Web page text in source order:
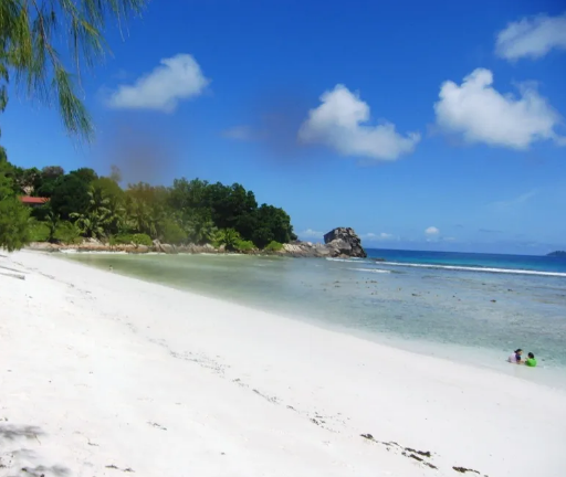
2025 ] Organizzare un viaggio in Sicilia con i bambini (senza stress)
CONSIGLI
2025 ]
Rifugi e Bivacchi sull’Etna: Guida Completa per Famiglie
SENTIERI,
E AREE PICNIC
2025 ] Escursioni in Sicilia con bambini: itinerari imperdibili (+ consigli utili)- Parte 1
SICILIA
2023 ] Vendemmia con i bambini in Sicilia, dove andare?
FATTORIE
2023 ]
Visitare la Fiumara d’Arte con i bambini, quando la natura incontra l’arte
SICILIA
Cosa fare in Sicilia con i bambini: mare, attività e tour a prova di famiglia
SICILIA